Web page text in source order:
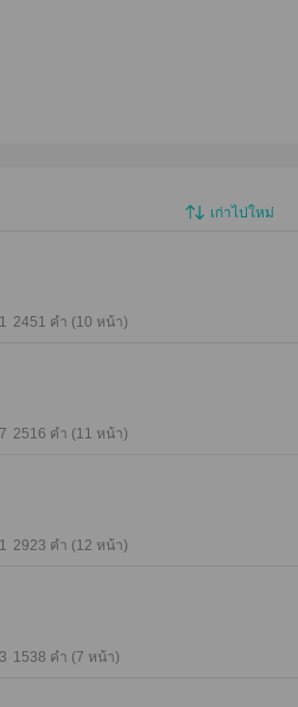
เก่าไปใหม่
2451 คำ (10 หน้า)
2516 คำ (11 หน้า)
2923 คำ (12 หน้า)
1538 คำ (7 หน้า)